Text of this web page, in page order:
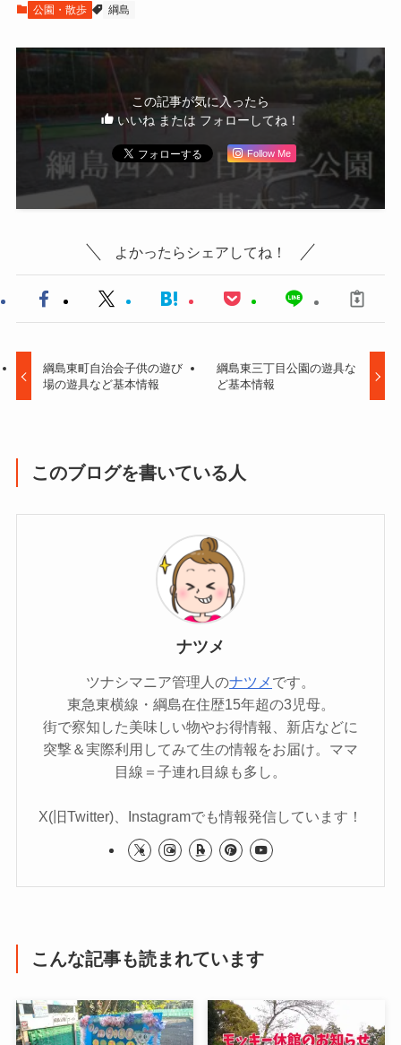
公園・散歩 綱島
この記事が気に入ったら
いいね または フォローしてね！
Follow Me
よかったらシェアしてね！
綱島東町自治会子供の遊び
場の遊具など基本情報
綱島東三丁目公園の遊具な
ど基本情報
このブログを書いている人
ナツメ
ツナシマニア管理人のナツメ です。
東急東横線・綱島在住歴15年超の3児母。
街で察知した美味しい物やお得情報、新店などに
突撃＆実際利用してみて生の情報をお届け。ママ
目線＝子連れ目線も多し。
X(旧Twitter)、Instagramでも情報発信しています！
こんな記事も読まれています